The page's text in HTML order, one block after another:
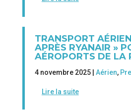
TRANSPORT
APRÈS RYANAIR »
AÉROPORTS DE LA
4 novembre 2025 | Aérien,
Lire la suite